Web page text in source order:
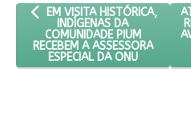
ARTIGO ANTERIOR: EM VISITA
EM VISITA HISTÓRICA,
INDÍGENAS DA
COMUNIDADE PIUM
RECEBEM A ASSESSORA
ESPECIAL DA ONU